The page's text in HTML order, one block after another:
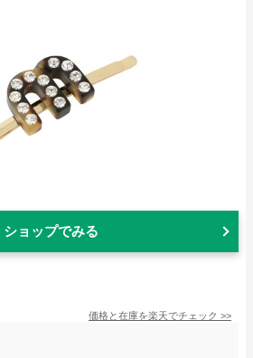
ショップでみる
価格と在庫を楽天でチェック >>